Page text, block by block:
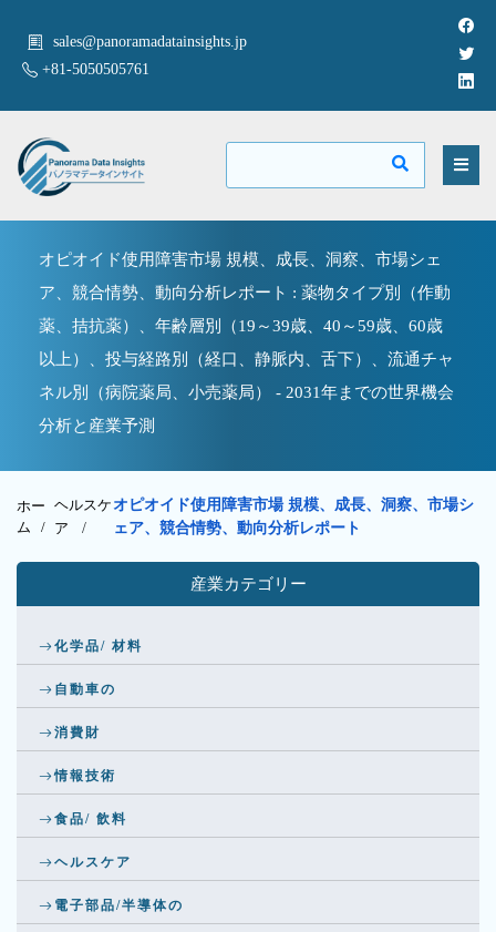
sales@panoramadatainsights.jp
+81-5050505761
オピオイド使用障害市場 規模、成長、洞察、市場シェ
ア、競合情勢、動向分析レポート : 薬物タイプ別（作動
薬、拮抗薬）、年齢層別（19～39歳、40～59歳、60歳
以上）、投与経路別（経口、静脈内、舌下）、流通チャ
ネル別（病院薬局、小売薬局） - 2031年までの世界機会
分析と産業予測
ホー
ム /
ヘルスケ
ア /
オピオイド使用障害市場 規模、成長、洞察、市場シ
ェア、競合情勢、動向分析レポート
産業カテゴリー
化学品/ 材料
自動車の
消費財
情報技術
食品/ 飲料
ヘルスケア
電子部品/半導体の